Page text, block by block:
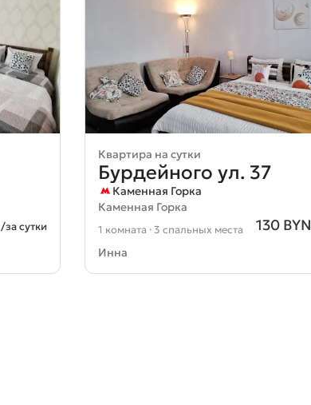
/за сутки
Квартира на сутки
Бурдейного ул. 37
Каменная Горка
Каменная Горка
130 BYN
1 комната · 3 спальных места
Инна